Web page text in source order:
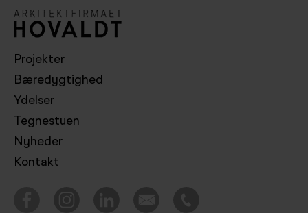
Projekter
Bæredygtighed
Ydelser
Tegnestuen
Nyheder
Kontakt